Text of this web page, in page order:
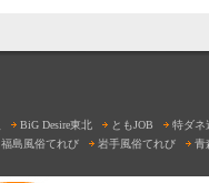
BiG Desire東北 ともJOB
特ダネ
福島風俗てれび 岩手風俗てれび 青